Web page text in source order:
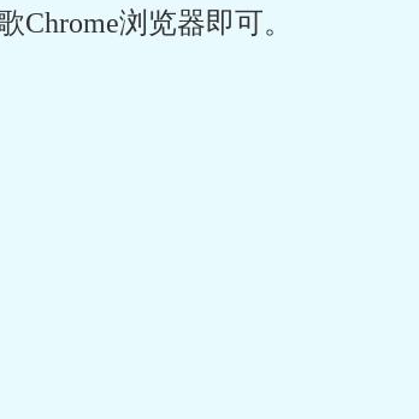
浏览器即可。